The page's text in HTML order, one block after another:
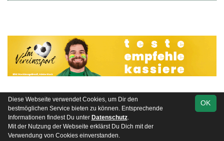
soccero.de
© 2006 - 2026
Besucherstatistik Kontakt Impressum
OK
Diese Webseite verwendet Cookies, um Dir den
bestmöglichen Service bieten zu können. Entsprechende
Informationen findest Du unter Datenschutz.
Mit der Nutzung der Webseite erklärst Du Dich mit der
Verwendung von Cookies einverstanden.